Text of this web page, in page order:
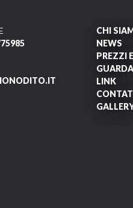
CHI
NEWS
PREZZI
LINK